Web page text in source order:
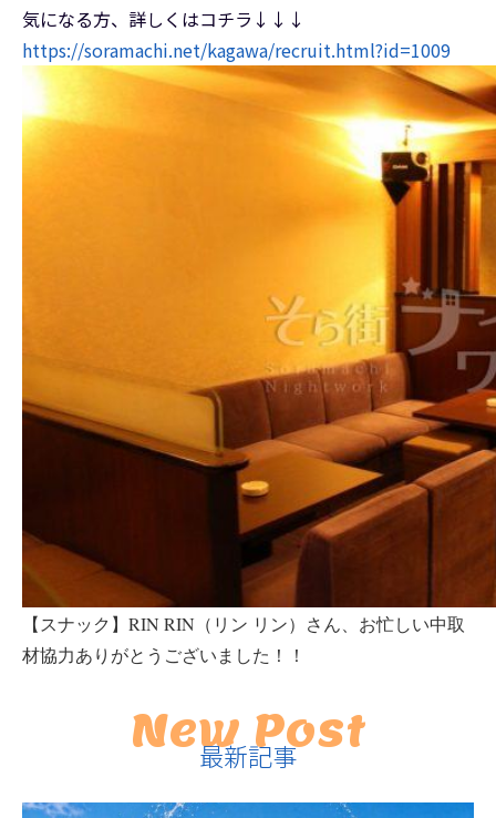
気になる方、詳しくはコチラ↓↓↓
https://soramachi.net/kagawa/recruit.html?id=1009
【スナック】RIN RIN（リン リン）さん、 お忙しい中取
材協力ありがとうございました！！
New Post
最新記事